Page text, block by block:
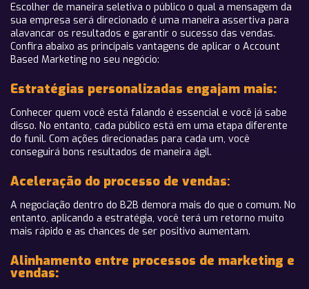
Escolher de maneira seletiva o público o qual a mensagem da
sua empresa será direcionado é uma maneira assertiva para
alavancar os resultados e garantir o sucesso das vendas.
Confira abaixo as principais vantagens de aplicar o Account
Based Marketing no seu negócio:
Estratégias personalizadas engajam mais:
Conhecer quem você está falando é essencial e você já sabe
disso. No entanto, cada público está em uma etapa diferente
do funil. Com ações direcionadas para cada um, você
conseguirá bons resultados de maneira ágil.
Aceleração do processo de vendas:
A negociação dentro do B2B demora mais do que o comum. No
entanto, aplicando a estratégia, você terá um retorno muito
mais rápido e as chances de ser positivo aumentam.
Alinhamento entre processos de marketing e
vendas: